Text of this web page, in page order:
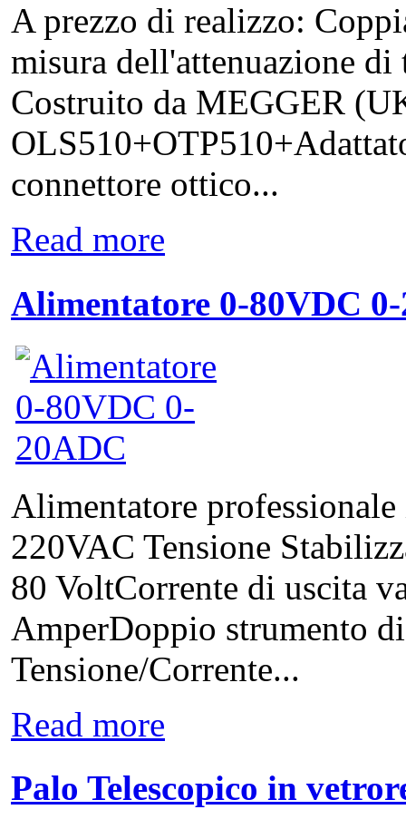
A prezzo di realizzo:
misura dell'attenuazione
Costruito da MEGGER
connettore ottico...
Read more
Alimentatore 0-80VDC
Alimentatore
220VAC Tensione
80 VoltCorrente di uscita
AmperDoppio strumento
Tensione/Corrente...
Read more
Palo Telescopico in